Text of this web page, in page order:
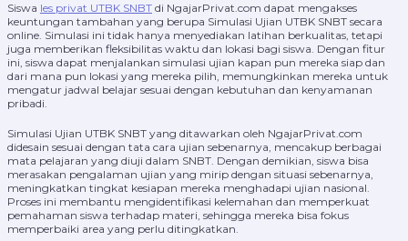
Siswa les privat UTBK SNBT di NgajarPrivat.com dapat mengakses
keuntungan tambahan yang berupa Simulasi Ujian UTBK SNBT secara
online. Simulasi ini tidak hanya menyediakan latihan berkualitas, tetapi
juga memberikan fleksibilitas waktu dan lokasi bagi siswa. Dengan fitur
ini, siswa dapat menjalankan simulasi ujian kapan pun mereka siap dan
dari mana pun lokasi yang mereka pilih, memungkinkan mereka untuk
mengatur jadwal belajar sesuai dengan kebutuhan dan kenyamanan
pribadi.
Simulasi Ujian UTBK SNBT yang ditawarkan oleh NgajarPrivat.com
didesain sesuai dengan tata cara ujian sebenarnya, mencakup berbagai
mata pelajaran yang diuji dalam SNBT. Dengan demikian, siswa bisa
merasakan pengalaman ujian yang mirip dengan situasi sebenarnya,
meningkatkan tingkat kesiapan mereka menghadapi ujian nasional.
Proses ini membantu mengidentifikasi kelemahan dan memperkuat
pemahaman siswa terhadap materi, sehingga mereka bisa fokus
memperbaiki area yang perlu ditingkatkan.